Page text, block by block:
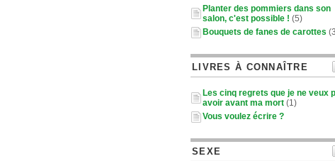
Planter des pommiers dans son
salon, c'est possible ! (5)
Bouquets de fanes de carottes
LIVRES À CONNAÎTRE
Les cinq regrets que je ne veux
avoir avant ma mort (1)
Vous voulez écrire ?
SEXE